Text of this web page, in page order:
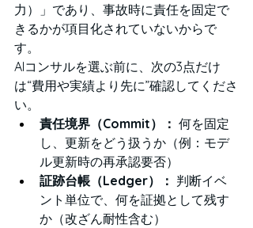
力）」であり、事故時に責任を固定で
きるかが項目化されていないからで
す。
AIコンサルを選ぶ前に、次の3点だけ
は“費用や実績より先に”確認してくださ
い。
責任境界（Commit）： 何を固定
し、更新をどう扱うか（例：モデ
ル更新時の再承認要否）
証跡台帳（Ledger）： 判断イベ
ント単位で、何を証拠として残す
か（改ざん耐性含む）